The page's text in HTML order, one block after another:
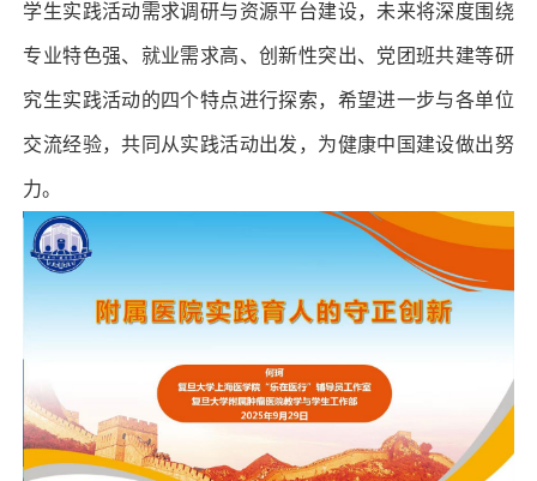
学生实践活动需求调研与资源平台建设，未来将深度围绕
专业特色强、就业需求高、创新性突出、党团班共建等研
究生实践活动的四个特点进行探索，希望进一步与各单位
交流经验，共同从实践活动出发，为健康中国建设做出努
力。